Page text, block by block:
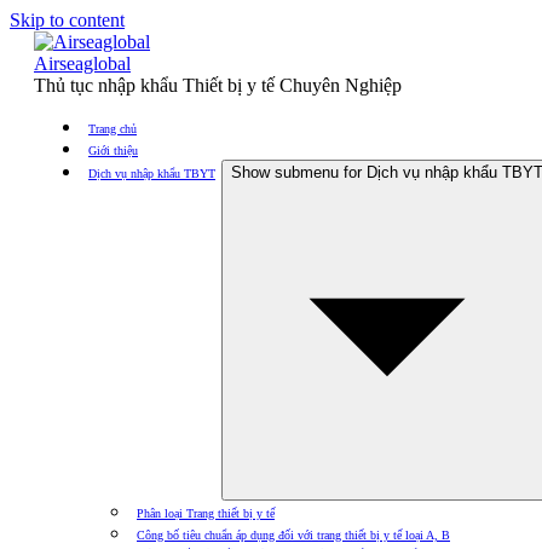
Skip to content
Airseaglobal
Thủ tục nhập khẩu Thiết bị y tế Chuyên Nghiệp
Trang chủ
Giới thiệu
Dịch vụ nhập khẩu TBYT
Show submenu for Dịch vụ nhập khẩu TBYT
Phân loại Trang thiết bị y tế
Công bố tiêu chuẩn áp dụng đối với trang thiết bị y tế loại A, B